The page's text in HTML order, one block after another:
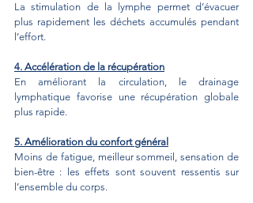
La stimulation de la lymphe permet d’évacuer
plus rapidement les déchets accumulés pendant
l’effort.
4. Accélération de la récupération
En améliorant la circulation, le drainage
lymphatique favorise une récupération globale
plus rapide.
5. Amélioration du confort général
Moins de fatigue, meilleur sommeil, sensation de
bien-être : les effets sont souvent ressentis sur
l’ensemble du corps.